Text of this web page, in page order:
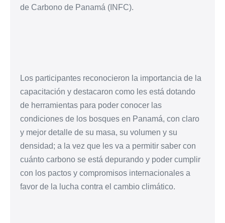
de Carbono de Panamá (INFC).
Los participantes reconocieron la importancia de la
capacitación y destacaron como les está dotando
de herramientas para poder conocer las
condiciones de los bosques en Panamá, con claro
y mejor detalle de su masa, su volumen y su
densidad; a la vez que les va a permitir saber con
cuánto carbono se está depurando y poder cumplir
con los pactos y compromisos internacionales a
favor de la lucha contra el cambio climático.